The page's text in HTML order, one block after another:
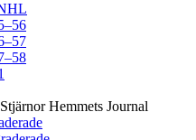
Hemmets Journal